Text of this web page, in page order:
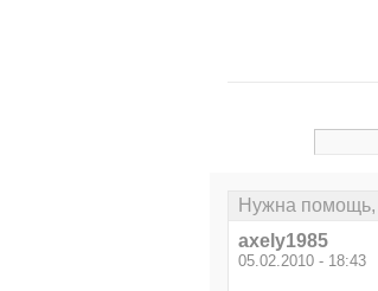
Нужна помощь,
axely1985
05.02.2010 - 18:43